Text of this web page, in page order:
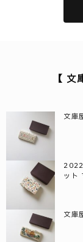
【
文庫
ット
文庫